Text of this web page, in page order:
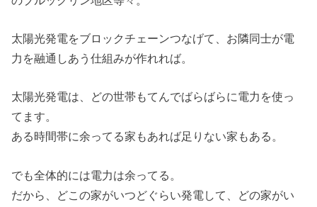
太陽光発電をブロックチェーンつなげて、お隣同士が電
力を融通しあう仕組みが作れれば。
太陽光発電は、どの世帯もてんでばらばらに電力を使っ
てます。
ある時間帯に余ってる家もあれば足りない家もある。
でも全体的には電力は余ってる。
だから、どこの家がいつどぐらい発電して、どの家がい